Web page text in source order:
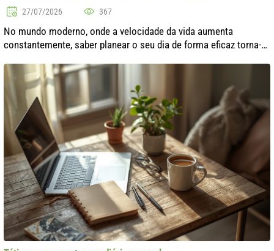
27/07/2026 367
No mundo moderno, onde a velocidade da vida aumenta
constantemente, saber planear o seu dia de forma eficaz torna-
domésticas e compromissos..